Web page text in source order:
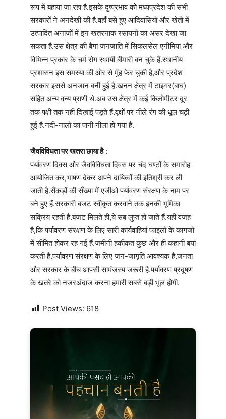
रूप में बहाया जा रहा है.इसके दुष्प्रभाव को मध्यप्रदेश की सभी
सरकारों ने अनदेखी की है.वहाँ बसे हुए आदिवासियों और खेतों में
उत्पादित अनाजों में इन खतरनाक रसायनों का असर देखा जा
सकता है.उस क्षेत्र की बैगा जनजाति में सिकलसेल एनीमिया और
विभिन्न प्रकार के चर्म रोग स्थायी बीमारी बन चुके हैं.स्थानीय
प्रशासन इस समस्या की ओर से मुँह फेर चुकी है,और प्रदेश
सरकार इससे अनजान बनी हुई है.खनन क्षेत्र में टाइगर(बाघ)
सहित अन्य वन्य प्राणी थे.अब उस क्षेत्र में कई किलोमीटर दूर
तक पक्षी तक नहीं दिखाई पड़ते हैं.वृक्षों पर नीले रंग की धूल चढ़ी
हुई है.नदी-नालों का पानी नीला हो गया है.
जैवविविधता पर खतरा छाया है:
पर्यावरण दिवस और जैवविविधता दिवस पर चंद घण्टों के समारोह
आयोजित कर,भाषण देकर अपने दायित्वों की इतिश्री कर ली
जाती है.सैंकड़ों की सँख्या में एजीओ पर्यावरण संरक्षण के नाम पर
बने हुए हैं.सरकारी बजट स्वीकृत करवाने तक इनकी भूमिका
सक्रिय रहती है.बजट मिलते ही,ये सब लुप्त हो जाते हैं.यही वजह
है,कि पर्यावरण संरक्षण के लिए सारी कार्यवाहियां फाइलों के कागजों
में सीमित होकर रह गई हैं.जमीनी हकीकत कुछ और ही कहानी बयां
करती है.पर्यावरण संरक्षण के लिए जन-जागृति आवश्यक है.जनता
और सरकार के बीच आपसी सामंजस्य जरूरी है.पर्यावरण प्रदूषण
के खतरे को नजरअंदाज करना हमारी सबसे बड़ी भूल होगी.
Post Views: 618